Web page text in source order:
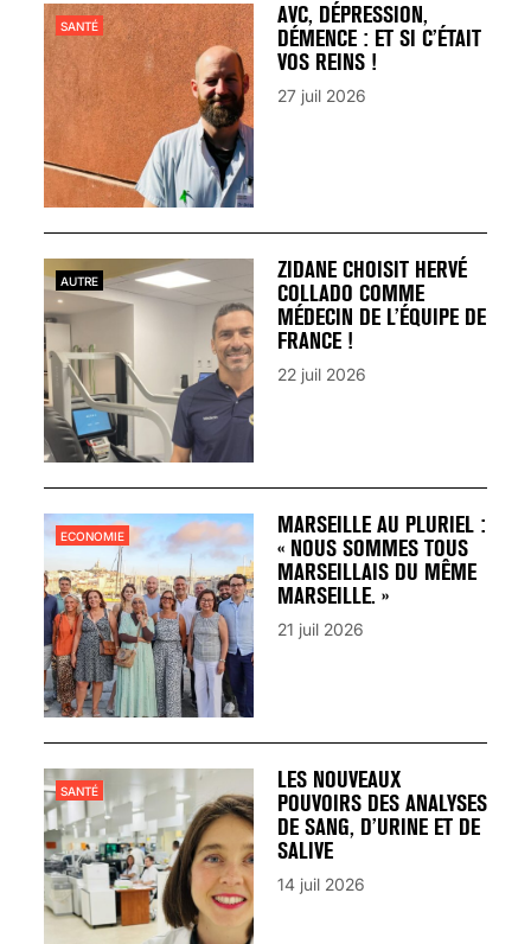
AVC, DÉPRESSION,
DÉMENCE : ET SI C’ÉTAIT
VOS REINS !
SANTÉ
27 juil 2026
ZIDANE CHOISIT HERVÉ
COLLADO COMME
MÉDECIN DE L’ÉQUIPE DE
FRANCE !
AUTRE
22 juil 2026
MARSEILLE AU PLURIEL :
« NOUS SOMMES TOUS
MARSEILLAIS DU MÊME
MARSEILLE. »
ECONOMIE
21 juil 2026
LES NOUVEAUX
POUVOIRS DES ANALYSES
DE SANG, D’URINE ET DE
SALIVE
SANTÉ
14 juil 2026